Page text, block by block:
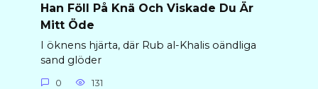
Han Föll På Knä Och Viskade Du Är
Mitt Öde
I öknens hjärta, där Rub al-Khalis oändliga
sand glöder
0 131